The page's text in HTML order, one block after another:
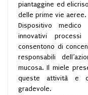
piantaggine ed
delle prime vie aeree.
Dispositivo medico
innovativi
consentono di
responsabili
mucosa. Il miele
queste attività e
gradevole.